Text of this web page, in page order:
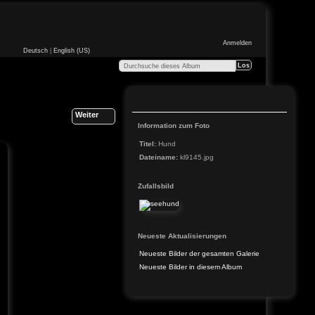
Anmelden
Deutsch
English (US)
Weiter
Information zum Foto
Titel: Hund
Dateiname: kl9145.jpg
Zufallsbild
Neueste Aktualisierungen
Neueste Bilder der gesamten Galerie
Neueste Bilder in diesem Album